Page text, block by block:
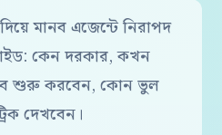
মানব এজেন্টে নিরাপদ
কেন দরকার, কখন
শুরু করবেন, কোন ভুল
দেখবেন।